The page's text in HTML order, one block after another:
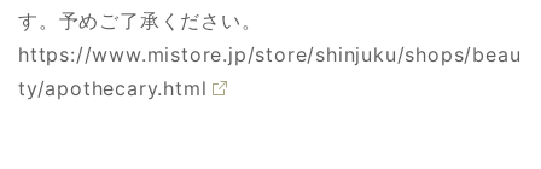
す。予めご了承ください。
https://www.mistore.jp/store/shinjuku/shops/beau
ty/apothecary.html